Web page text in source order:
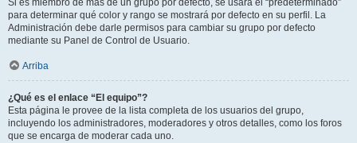
Si es miembro de más de un grupo por defecto, se usará el “predeterminado”
para determinar qué color y rango se mostrará por defecto en su perfil. La
Administración debe darle permisos para cambiar su grupo por defecto
mediante su Panel de Control de Usuario.
Arriba
¿Qué es el enlace “El equipo”?
Esta página le provee de la lista completa de los usuarios del grupo,
incluyendo los administradores, moderadores y otros detalles, como los foros
que se encarga de moderar cada uno.